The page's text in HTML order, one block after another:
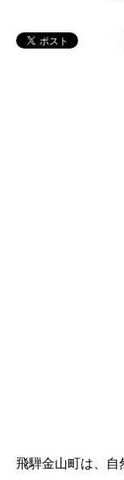
飛騨金山町は、自